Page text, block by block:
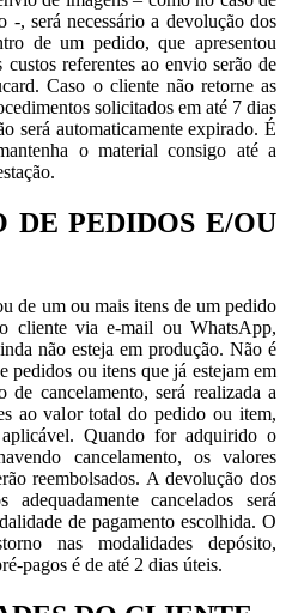
-, será necessário a devolução dos
de um pedido, que apresentou
referentes ao envio serão de
Caso o cliente não retorne as
solicitados em até 7 dias
será automaticamente expirado. É
o material consigo até a
DE PEDIDOS E/OU
de um ou mais itens de um pedido
cliente via e-mail ou WhatsApp,
não esteja em produção. Não é
pedidos ou itens que já estejam em
de cancelamento, será realizada a
ao valor total do pedido ou item,
Quando for adquirido o
cancelamento, os valores
reembolsados. A devolução dos
adequadamente cancelados será
de pagamento escolhida. O
nas modalidades depósito,
pagos é de até 2 dias úteis.